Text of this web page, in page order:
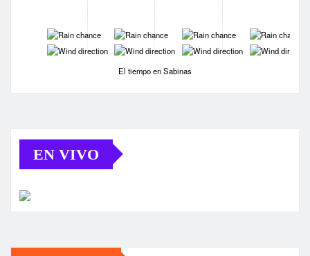
-
-
-
-
-
-
-
-
El tiempo en Sabinas
EN VIVO